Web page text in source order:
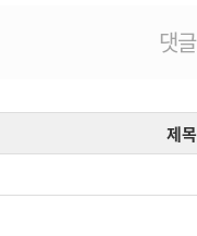
댓
제목